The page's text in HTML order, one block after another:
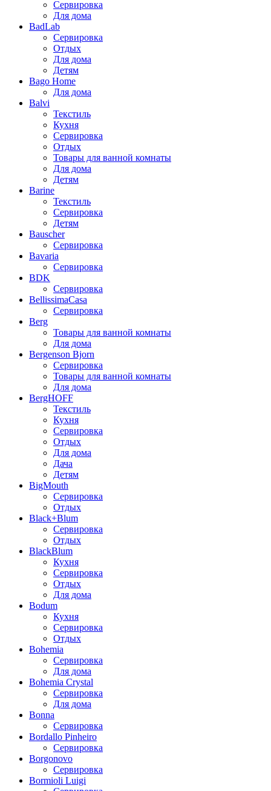
Сервировка
Для дома
BadLab
Сервировка
Отдых
Для дома
Детям
Bago Home
Для дома
Balvi
Текстиль
Кухня
Сервировка
Отдых
Товары для ванной комнаты
Для дома
Детям
Barine
Текстиль
Сервировка
Детям
Bauscher
Сервировка
Bavaria
Сервировка
BDK
Сервировка
BellissimaCasa
Сервировка
Berg
Товары для ванной комнаты
Для дома
Bergenson Bjorn
Сервировка
Товары для ванной комнаты
Для дома
BergHOFF
Текстиль
Кухня
Сервировка
Отдых
Для дома
Дача
Детям
BigMouth
Сервировка
Отдых
Black+Blum
Сервировка
Отдых
BlackBlum
Кухня
Сервировка
Отдых
Для дома
Bodum
Кухня
Сервировка
Отдых
Bohemia
Сервировка
Для дома
Bohemia Crystal
Сервировка
Для дома
Bonna
Сервировка
Bordallo Pinheiro
Сервировка
Borgonovo
Сервировка
Bormioli Luigi